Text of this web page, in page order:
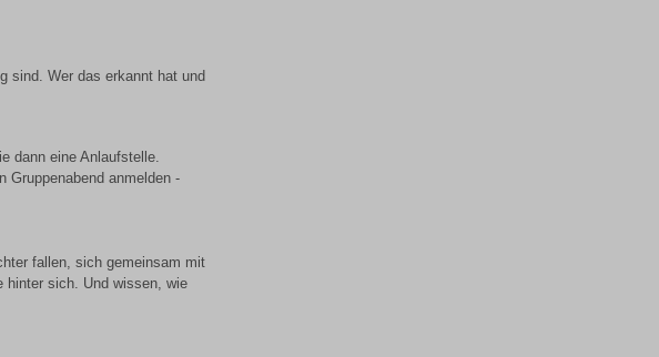
sind. Wer das erkannt hat und
dann eine Anlaufstelle.
Gruppenabend anmelden -
fallen, sich gemeinsam mit
hinter sich. Und wissen, wie